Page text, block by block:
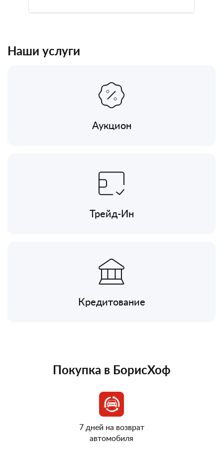
Наши услуги
Аукцион
Трейд-Ин
Кредитование
Покупка в БорисХоф
7 дней на возврат
автомобиля